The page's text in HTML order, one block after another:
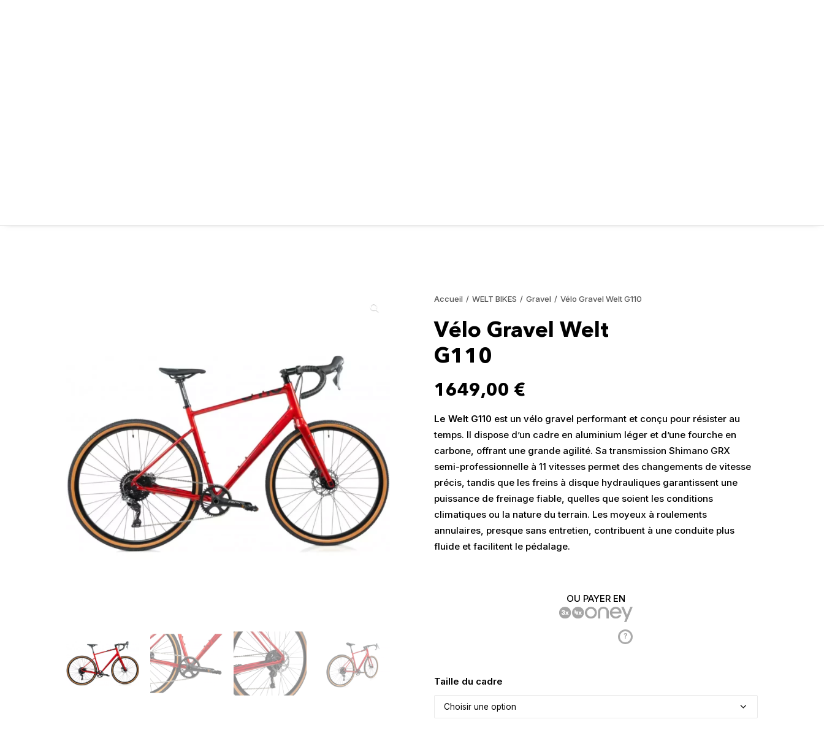
Accueil WELT BIKES Gravel Vélo Gravel Welt G110
Vélo Gravel Welt
G110
1649,00 €
Le Welt G110 est un vélo gravel performant et conçu pour résister au
temps. Il dispose d’un cadre en aluminium léger et d’une fourche en
carbone, offrant une grande agilité. Sa transmission Shimano GRX
semi-professionnelle à 11 vitesses permet des changements de vitesse
précis, tandis que les freins à disque hydrauliques garantissent une
puissance de freinage fiable, quelles que soient les conditions
climatiques ou la nature du terrain. Les moyeux à roulements
annulaires, presque sans entretien, contribuent à une conduite plus
fluide et facilitent le pédalage.
OU PAYER EN
?
Taille du cadre